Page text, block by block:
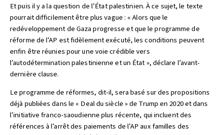
Et puis il y a la question de l’État palestinien. À ce sujet, le texte
pourrait difficilement être plus vague : « Alors que le
redéveloppement de Gaza progresse et que le programme de
réforme de l’AP est fidèlement exécuté, les conditions peuvent
enfin être réunies pour une voie crédible vers
l’autodétermination palestinienne et un État », déclare l’avant-
dernière clause.
Le programme de réformes, dit-il, sera basé sur des propositions
déjà publiées dans le « Deal du siècle » de Trump en 2020 et dans
l’initiative franco-saoudienne plus récente, qui incluent des
références à l’arrêt des paiements de l’AP aux familles des